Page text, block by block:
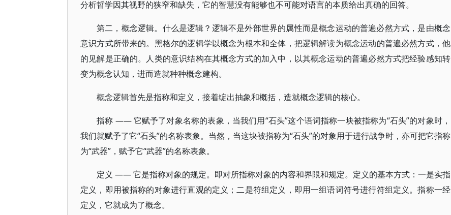
分析哲学因其视野的狭窄和缺失，它的智慧没有能够也不可能对语言的本质给出真确的回答。
第二，概念逻辑。什么是逻辑？逻辑不是外部世界的属性而是概念运动的普遍必然方式，是由概念
意识方式所带来的。黑格尔的逻辑学以概念为根本和全体，把逻辑解读为概念运动的普遍必然方式，他
的见解是正确的。人类的意识结构在其概念方式的加入中，以其概念运动的普遍必然方式把经验感知转
变为概念认知，进而造就种种概念建构。
概念逻辑首先是指称和定义，接着绽出抽象和概括，造就概念逻辑的核心。
指称 —— 它赋予了对象名称的表象，当我们用“石头”这个语词指称一块被指称为“石头”的对象时，
我们就赋予了它“石头”的名称表象。当然，当这块被指称为“石头”的对象用于进行战争时，亦可把它指称
为“武器”，赋予它“武器”的名称表象。
定义 —— 它是指称对象的规定。即对所指称对象的内容和界限和规定。定义的基本方式：一是实指
定义，即用被指称的对象进行直观的定义；二是符组定义，即用一组语词符号进行符组定义。指称一经
定义，它就成为了概念。